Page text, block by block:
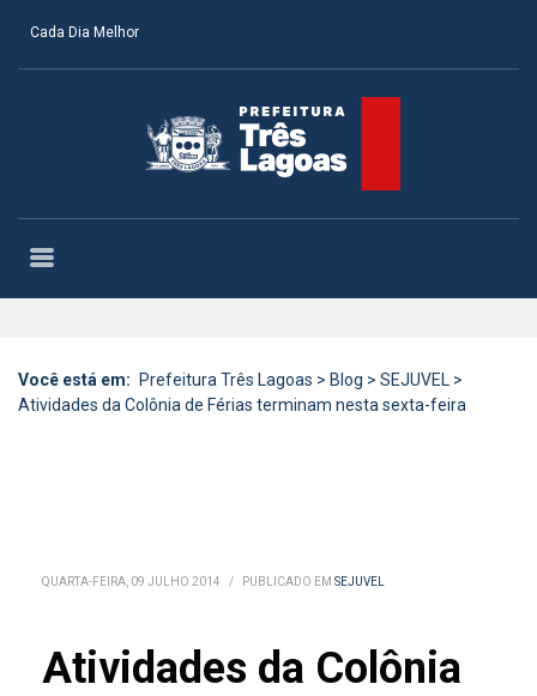
Cada Dia Melhor
Você está em: Prefeitura Três Lagoas > Blog > SEJUVEL >
Atividades da Colônia de Férias terminam nesta sexta-feira
QUARTA-FEIRA, 09 JULHO 2014 / PUBLICADO EM SEJUVEL
Atividades da Colônia